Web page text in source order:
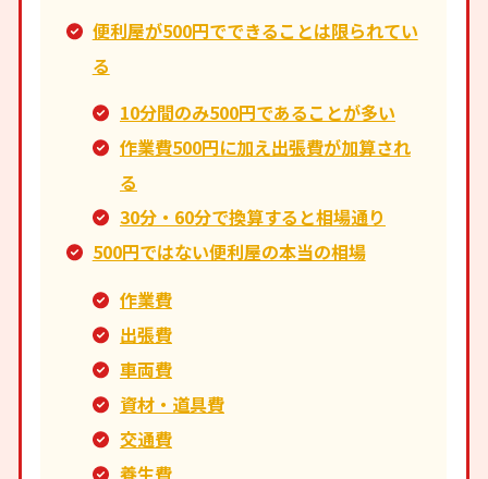
便利屋が500円でできることは限られてい
る
10分間のみ500円であることが多い
作業費500円に加え出張費が加算され
る
30分・60分で換算すると相場通り
500円ではない便利屋の本当の相場
作業費
出張費
車両費
資材・道具費
交通費
養生費